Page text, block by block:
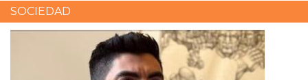
SOCIEDAD